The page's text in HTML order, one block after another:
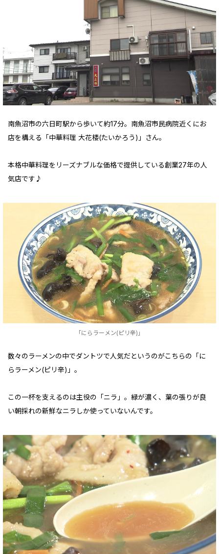
南魚沼市の六日町駅から歩いて約17分。南魚沼市民病院近くにお
店を構える「中華料理 大花楼(たいかろう)」さん。
本格中華料理をリーズナブルな価格で提供している創業27年の人
気店です♪
「にらラーメン(ピリ辛)」
数々のラーメンの中でダントツで人気だというのがこちらの「に
らラーメン(ピリ辛)」。
この一杯を支えるのは主役の「ニラ」。緑が濃く、葉の張りが良
い朝採れの新鮮なニラしか使っていないんです。